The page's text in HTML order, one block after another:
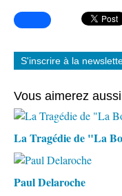
S'inscrire à la
Vous aimerez
La Tragédie de "La
Paul Delaroche